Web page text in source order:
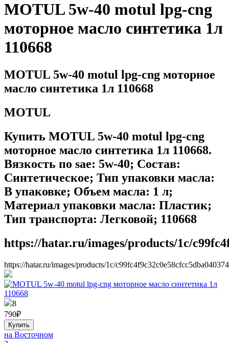
MOTUL 5w-40 motul lpg-cng
моторное масло синтетика 1л
110668
MOTUL 5w-40 motul lpg-cng моторное
масло синтетика 1л 110668
MOTUL
Купить MOTUL 5w-40 motul lpg-cng
моторное масло синтетика 1л 110668.
Вязкость по sae: 5w-40; Состав:
Синтетическое; Тип упаковки масла:
В упаковке; Объем масла: 1 л;
Материал упаковки масла: Пластик;
Тип транспорта: Легковой; 110668
https://hatar.ru/images/products/1c/
https://hatar.ru/images/products/1c/
8
790₽
на Восточном